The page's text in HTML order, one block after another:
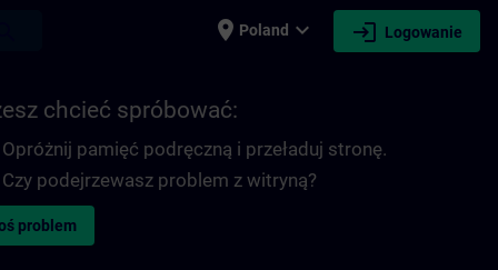
place Poland expand_more login Logowanie
chcieć spróbować:
Opróżnij pamięć podręczną i przeładuj stronę.
Czy podejrzewasz problem z witryną?
problem